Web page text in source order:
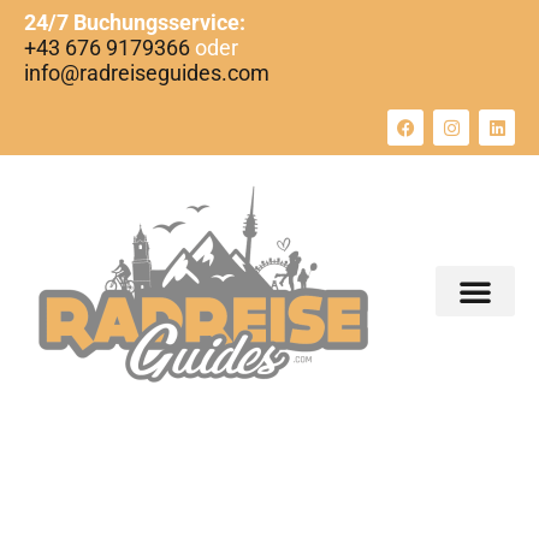
24/7 Buchungsservice:
+43 676 9179366 oder
info@radreiseguides.com